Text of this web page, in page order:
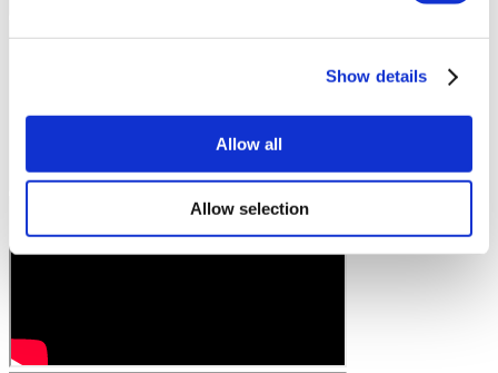
Show details
Allow all
Allow selection